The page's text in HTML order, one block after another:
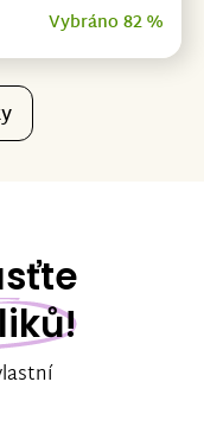
Vybráno 82 %